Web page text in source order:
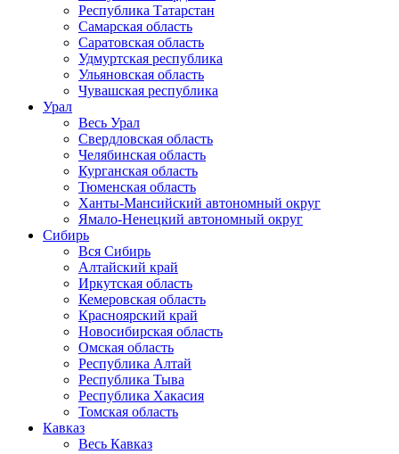
Республика Татарстан
Самарская область
Саратовская область
Удмуртская республика
Ульяновская область
Чувашская республика
Урал
Весь Урал
Свердловская область
Челябинская область
Курганская область
Тюменская область
Ханты-Мансийский автономный округ
Ямало-Ненецкий автономный округ
Сибирь
Вся Сибирь
Алтайский край
Иркутская область
Кемеровская область
Красноярский край
Новосибирская область
Омская область
Республика Алтай
Республика Тыва
Республика Хакасия
Томская область
Кавказ
Весь Кавказ